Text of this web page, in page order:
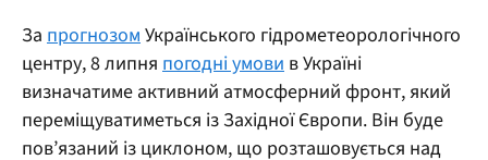
За прогнозом Українського гідрометеорологічного
центру, 8 липня погодні умови в Україні
визначатиме активний атмосферний фронт, який
переміщуватиметься із Західної Європи. Він буде
пов’язаний із циклоном, що розташовується над